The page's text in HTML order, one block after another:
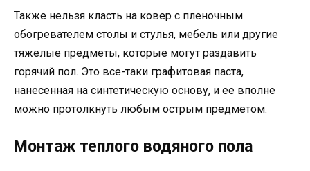
Также нельзя класть на ковер с пленочным
обогревателем столы и стулья, мебель или другие
тяжелые предметы, которые могут раздавить
горячий пол. Это все-таки графитовая паста,
нанесенная на синтетическую основу, и ее вполне
можно протолкнуть любым острым предметом.
Монтаж теплого водяного пола